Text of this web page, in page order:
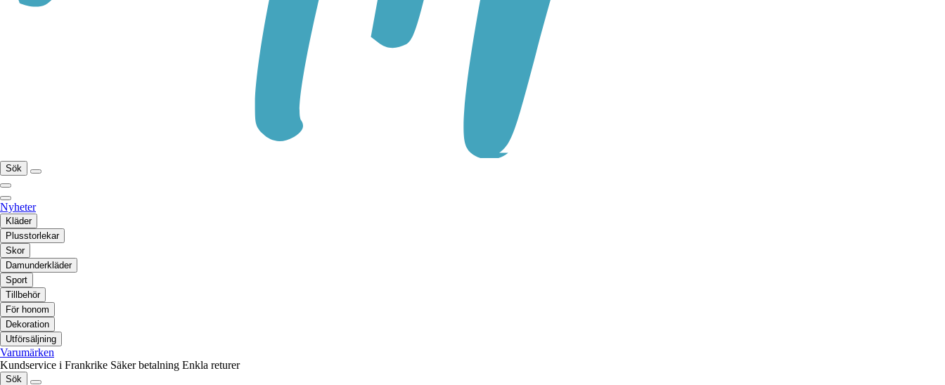
Sök
Nyheter
Kläder
Plusstorlekar
Skor
Damunderkläder
Sport
Tillbehör
För honom
Dekoration
Utförsäljning
Varumärken
Kundservice i Frankrike Säker betalning Enkla returer
Sök